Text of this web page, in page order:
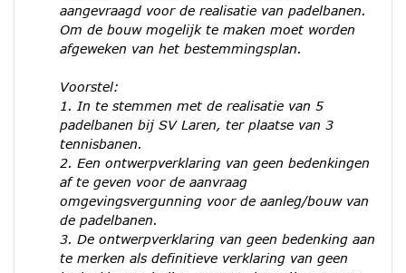
aangevraagd voor de realisatie van padelbanen.
Om de bouw mogelijk te maken moet worden
afgeweken van het bestemmingsplan.
Voorstel:
1. In te stemmen met de realisatie van 5
padelbanen bij SV Laren, ter plaatse van 3
tennisbanen.
2. Een ontwerpverklaring van geen bedenkingen
af te geven voor de aanvraag
omgevingsvergunning voor de aanleg/bouw van
de padelbanen.
3. De ontwerpverklaring van geen bedenking aan
te merken als definitieve verklaring van geen